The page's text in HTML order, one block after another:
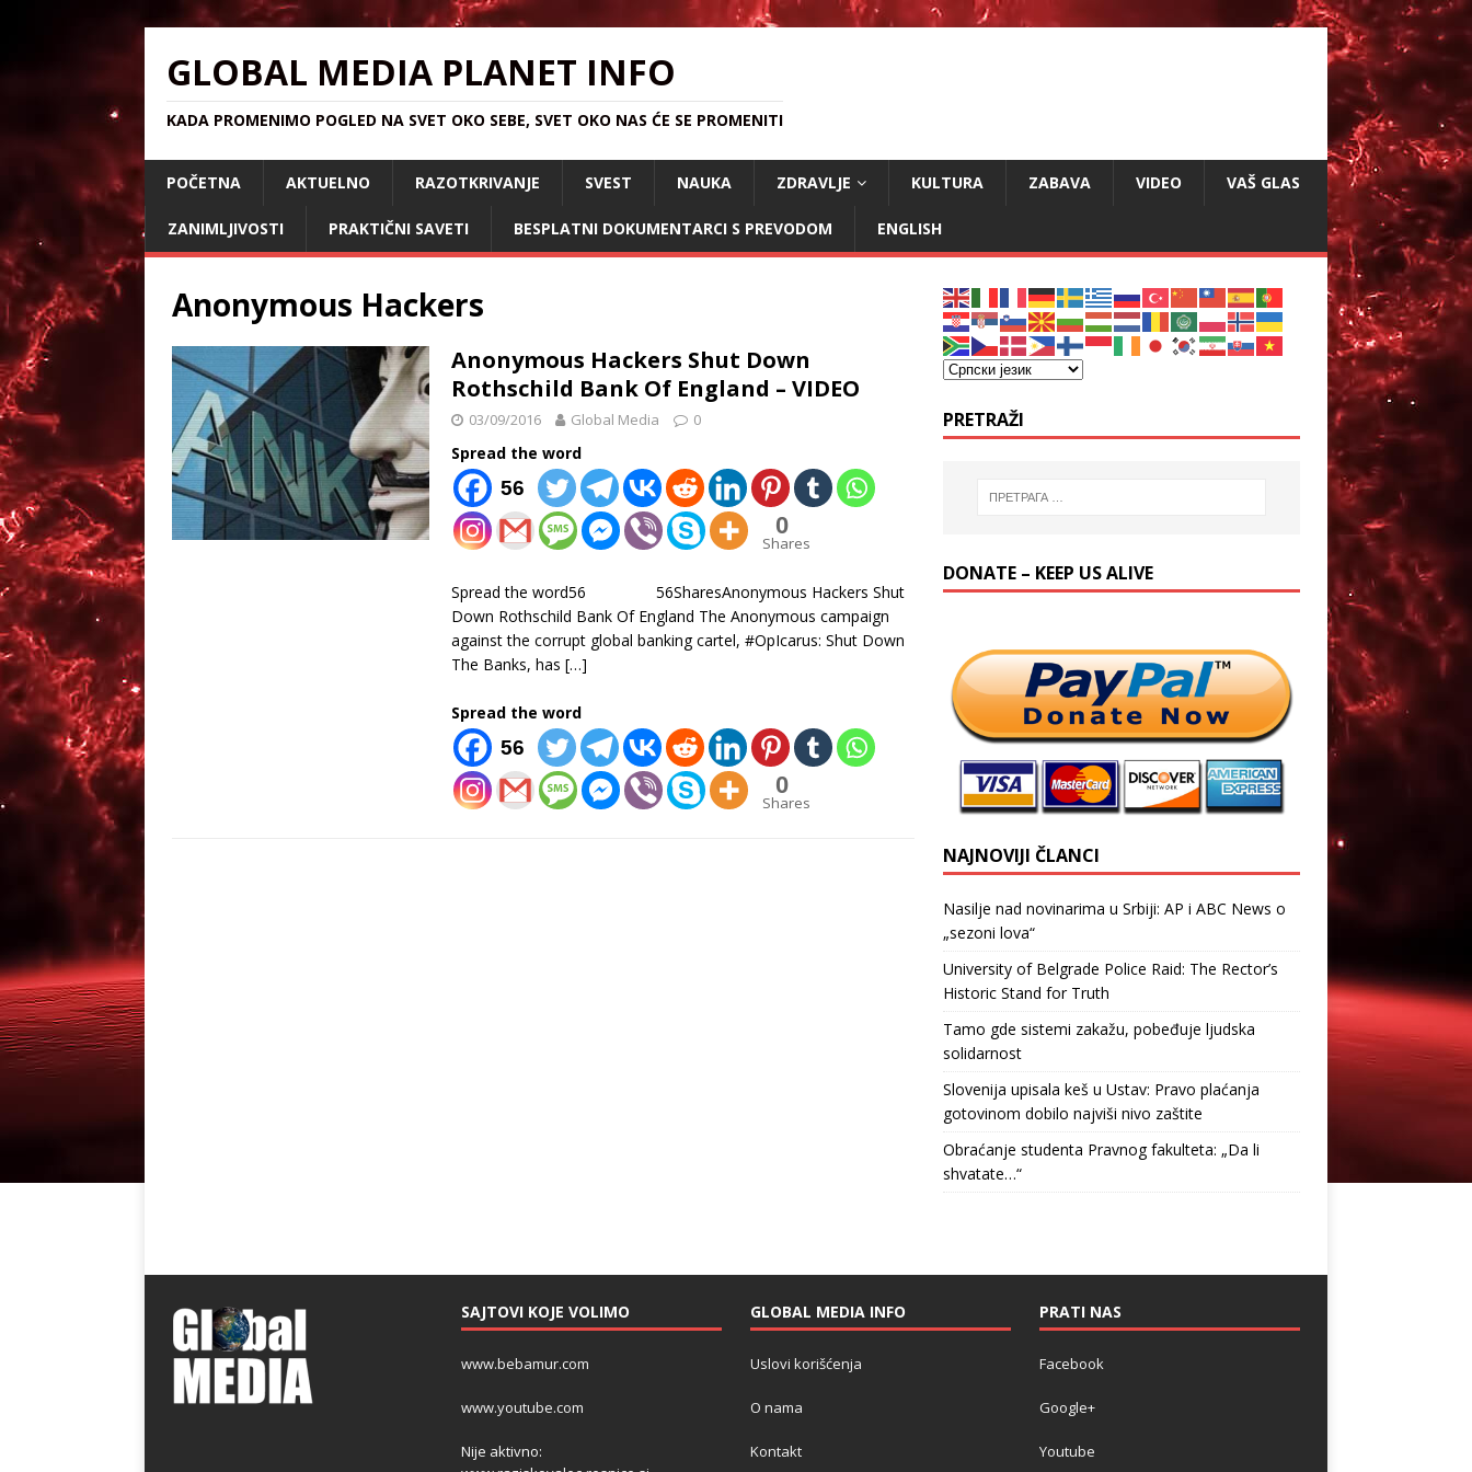
GLOBAL MEDIA PLANET INFO
KADA PROMENIMO POGLED NA SVET OKO SEBE, SVET OKO NAS ĆE SE PROMENITI
POČETNA AKTUELNO RAZOTKRIVANJE SVEST NAUKA ZDRAVLJE KULTURA ZABAVA VIDEO VAŠ GLAS
ZANIMLJIVOSTI PRAKTIČNI SAVETI BESPLATNI DOKUMENTARCI S PREVODOM ENGLISH
Anonymous Hackers
Anonymous Hackers Shut Down
Rothschild Bank Of England – VIDEO
03/09/2016 Global Media 0
Spread the word
56
0
Shares
Spread the word56 56SharesAnonymous Hackers Shut
Down Rothschild Bank Of England The Anonymous campaign
against the corrupt global banking cartel, #OpIcarus: Shut Down
The Banks, has […]
Spread the word
56
0
Shares
PRETRAŽI
DONATE – KEEP US ALIVE
NAJNOVIJI ČLANCI
Nasilje nad novinarima u Srbiji: AP i ABC News o
„sezoni lova“
University of Belgrade Police Raid: The Rector’s
Historic Stand for Truth
Tamo gde sistemi zakažu, pobeđuje ljudska
solidarnost
Slovenija upisala keš u Ustav: Pravo plaćanja
gotovinom dobilo najviši nivo zaštite
Obraćanje studenta Pravnog fakulteta: „Da li
shvatate…“
SAJTOVI KOJE VOLIMO
www.bebamur.com
www.youtube.com
Nije aktivno:
GLOBAL MEDIA INFO
Uslovi korišćenja
O nama
Kontakt
PRATI NAS
Facebook
Google+
Youtube